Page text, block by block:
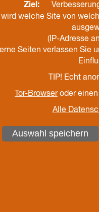
und
verantwortlich:
Generationen und
und
Ziel:
welche Site von
(IP-Adresse
Seiten verlassen Sie
TIP! Echt
Tor-Browseroder einen
Alle
Auswahl speichern